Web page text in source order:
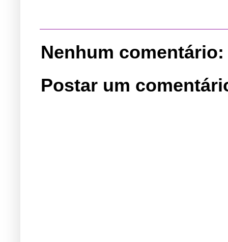
Nenhum comentário:
Postar um